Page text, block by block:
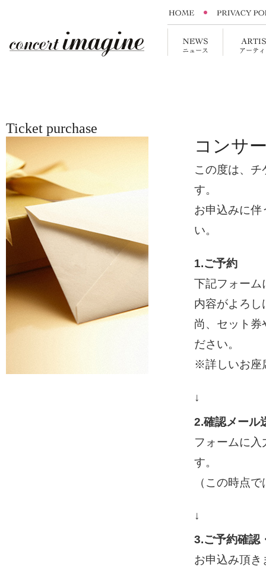
Ticket purchase
コンサ
この度は、
す。
お申込みに伴
い。
1.ご予約
下記フォーム
内容がよろし
尚、セット券
ださい。
※詳しいお座
↓
2.確認メール
フォームに
す。
（この時点
↓
3.ご予約確認
お申込み頂き